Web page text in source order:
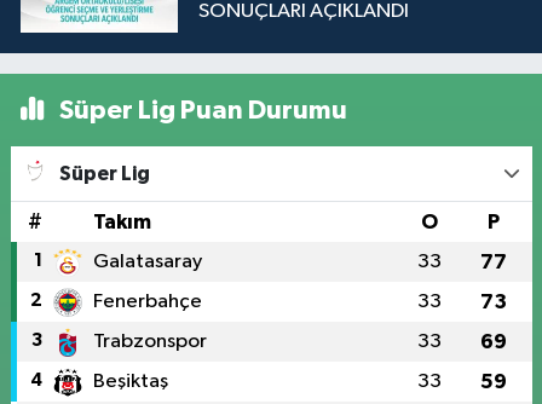
SONUÇLARI AÇIKLANDI
Süper Lig Puan Durumu
Süper Lig
# Takım O P
1 Galatasaray 33 77
2 Fenerbahçe 33 73
3 Trabzonspor 33 69
4 Beşiktaş 33 59